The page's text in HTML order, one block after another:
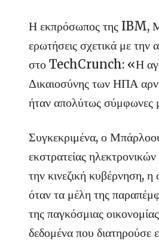
Η εκπρόσωπος της IBM,
ερωτήσεις σχετικά με την
στο TechCrunch: «Η
Δικαιοσύνης των ΗΠΑ
ήταν απολύτως σύμφωνες
Συγκεκριμένα, ο
εκστρατείας
την κινεζική κυβέρνηση,
όταν τα μέλη της
της παγκόσμιας
δεδομένα που διατηρούσε